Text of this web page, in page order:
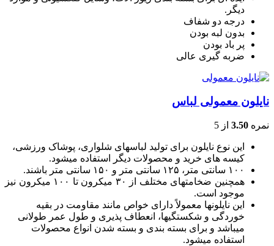
دیگر.
درجه دو شفاف
بدون لبه بودن
پر باد بودن
ضربه گیری عالی
نایلون معمولی لباس
نمره 3.50 از 5
این نوع نایلون برای تولید لباسهای شلواری، پوشاک ورزشی،
کیسه های خرید و محصولات دیگر استفاده میشود.
۱۰۰ سانتی متر، ۱۲۵ سانتی متر و ۱۵۰ سانتی متر باشند.
همچنین ضخامتهای مختلف از ۳۰ میکرون تا ۱۰۰ میکرون نیز
موجود است.
این نایلونها معمولاً دارای خواص مانند مقاومت در بقیه
خوردگی و شکستگیها، انعطاف پذیری و طول عمر طولانی
میباشد و برای بسته بندی و بسته شدن انواع محصولات
استفاده میشود.